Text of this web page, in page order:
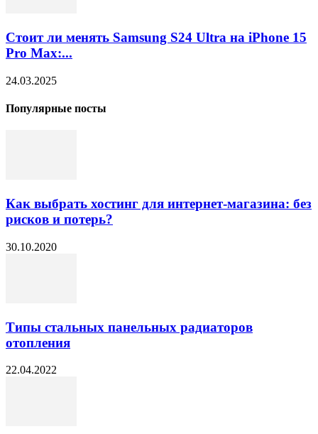
Стоит ли менять Samsung S24 Ultra на iPhone 15
Pro Max:...
24.03.2025
Популярные посты
Как выбрать хостинг для интернет-магазина: без
рисков и потерь?
30.10.2020
Типы стальных панельных радиаторов
отопления
22.04.2022